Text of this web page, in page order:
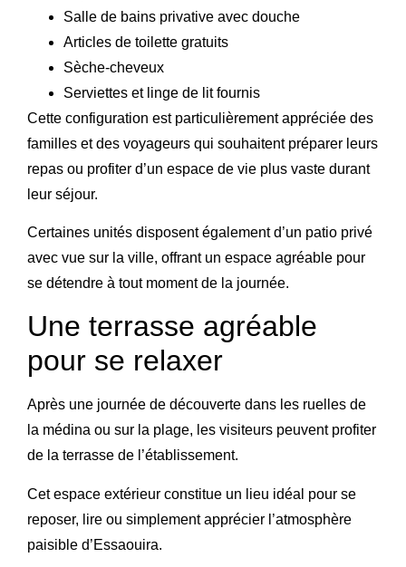
Salle de bains privative avec douche
Articles de toilette gratuits
Sèche-cheveux
Serviettes et linge de lit fournis
Cette configuration est particulièrement appréciée des
familles et des voyageurs qui souhaitent préparer leurs
repas ou profiter d’un espace de vie plus vaste durant
leur séjour.
Certaines unités disposent également d’un patio privé
avec vue sur la ville, offrant un espace agréable pour
se détendre à tout moment de la journée.
Une terrasse agréable
pour se relaxer
Après une journée de découverte dans les ruelles de
la médina ou sur la plage, les visiteurs peuvent profiter
de la terrasse de l’établissement.
Cet espace extérieur constitue un lieu idéal pour se
reposer, lire ou simplement apprécier l’atmosphère
paisible d’Essaouira.